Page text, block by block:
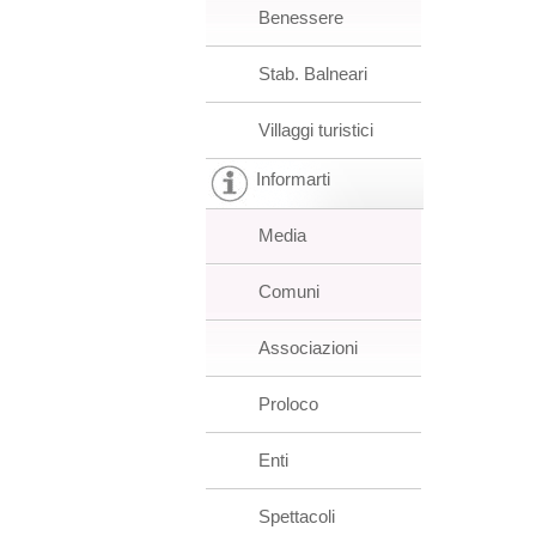
Benessere
Stab. Balneari
Villaggi turistici
Informarti
Media
Comuni
Associazioni
Proloco
Enti
Spettacoli